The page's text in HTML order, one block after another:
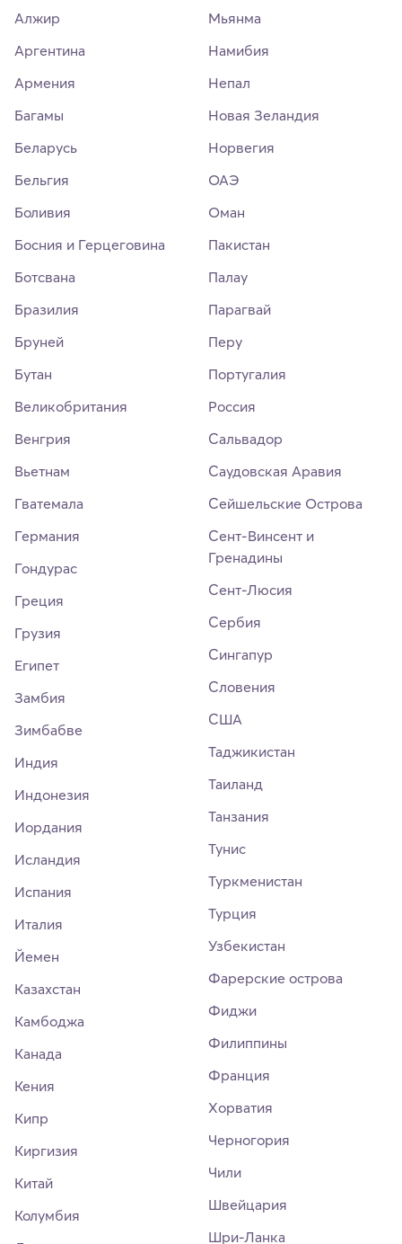
Алжир
Аргентина
Армения
Багамы
Беларусь
Бельгия
Боливия
Босния и Герцеговина
Ботсвана
Бразилия
Бруней
Бутан
Великобритания
Венгрия
Вьетнам
Гватемала
Германия
Гондурас
Греция
Грузия
Египет
Замбия
Зимбабве
Индия
Индонезия
Иордания
Исландия
Испания
Италия
Йемен
Казахстан
Камбоджа
Канада
Кения
Кипр
Киргизия
Китай
Колумбия
Мьянма
Намибия
Непал
Новая Зеландия
Норвегия
ОАЭ
Оман
Пакистан
Палау
Парагвай
Перу
Португалия
Россия
Сальвадор
Саудовская Аравия
Сейшельские Острова
Сент-Винсент и
Гренадины
Сент-Люсия
Сербия
Сингапур
Словения
США
Таджикистан
Таиланд
Танзания
Тунис
Туркменистан
Турция
Узбекистан
Фарерские острова
Фиджи
Филиппины
Франция
Хорватия
Черногория
Чили
Швейцария
Шри-Ланка